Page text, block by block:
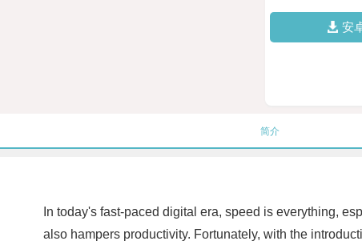
安
简介
In today's fast-paced digital era, speed is everything,
also hampers productivity. Fortunately, with the